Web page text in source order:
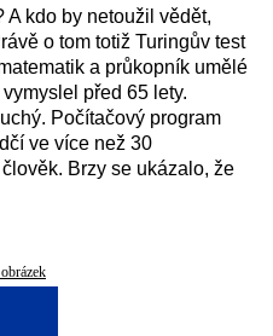
A kdo by netoužil vědět,
o tom totiž Turingův test
a průkopník umělé
před 65 lety.
Počítačový program
ve více než 30
Brzy se ukázalo, že